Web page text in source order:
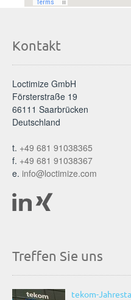
Kontakt
Loctimize GmbH
Försterstraße 19
66111 Saarbrücken
Deutschland
t. +49 681 91038365
f. +49 681 91038367
e. info@loctimize.com
Treffen Sie uns
tekom-